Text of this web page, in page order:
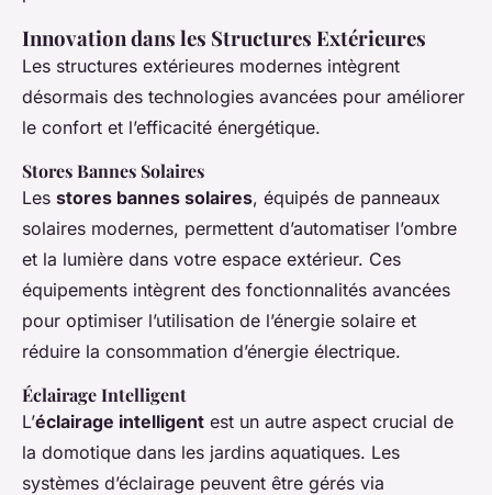
Innovation dans les Structures Extérieures
Les structures extérieures modernes intègrent
désormais des technologies avancées pour améliorer
le confort et l’efficacité énergétique.
Stores Bannes Solaires
Les stores bannes solaires, équipés de panneaux
solaires modernes, permettent d’automatiser l’ombre
et la lumière dans votre espace extérieur. Ces
équipements intègrent des fonctionnalités avancées
pour optimiser l’utilisation de l’énergie solaire et
réduire la consommation d’énergie électrique.
Éclairage Intelligent
L’éclairage intelligent est un autre aspect crucial de
la domotique dans les jardins aquatiques. Les
systèmes d’éclairage peuvent être gérés via